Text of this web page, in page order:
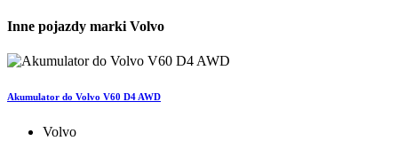
Inne pojazdy marki Volvo
Akumulator do Volvo V60 D4 AWD
Volvo